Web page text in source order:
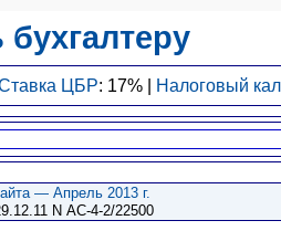
ЦБР: 17% | Налоговый
— Апрель 2013 г.
N АС-4-2/22500